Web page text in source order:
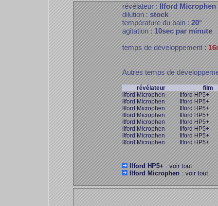
révélateur :Ilford Microphen
dilution :stock
température du bain :20°
agitation :10sec par minute
temps de développement :
Autres temps de
révélateur
film
Ilford Microphen
Ilford HP5+
Ilford Microphen
Ilford HP5+
Ilford Microphen
Ilford HP5+
Ilford Microphen
Ilford HP5+
Ilford Microphen
Ilford HP5+
Ilford Microphen
Ilford HP5+
Ilford Microphen
Ilford HP5+
Ilford Microphen
Ilford HP5+
Ilford HP5+: voir tout
Ilford Microphen: voir tout